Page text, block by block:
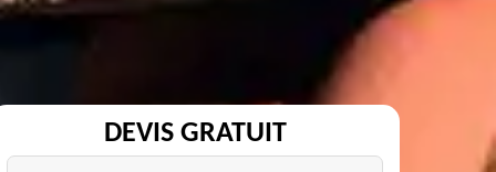
DEVIS GRATUIT